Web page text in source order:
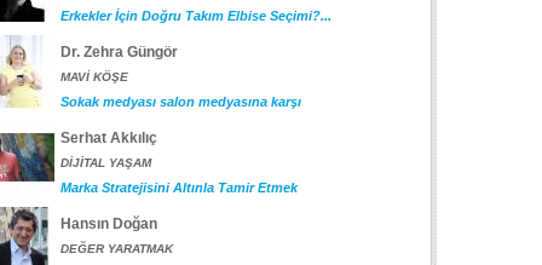
Erkekler İçin Doğru Takım Elbise Seçimi?...
Dr. Zehra Güngör
MAVİ KÖŞE
Sokak medyası salon medyasına karşı
Serhat Akkılıç
DİJİTAL YAŞAM
Marka Stratejisini Altınla Tamir Etmek
Hansın Doğan
DEĞER YARATMAK